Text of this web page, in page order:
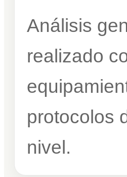
Análisis
realizado
protocolos
nivel.